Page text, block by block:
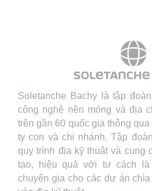
Soletanche Bachy là tập
công nghệ nền móng và địa
trên gần 60 quốc gia thông
ty con và chi nhánh. Tập
quy trình địa kỹ thuật và cung
tạo, hiệu quả với tư cách là
chuyên gia cho các dự án